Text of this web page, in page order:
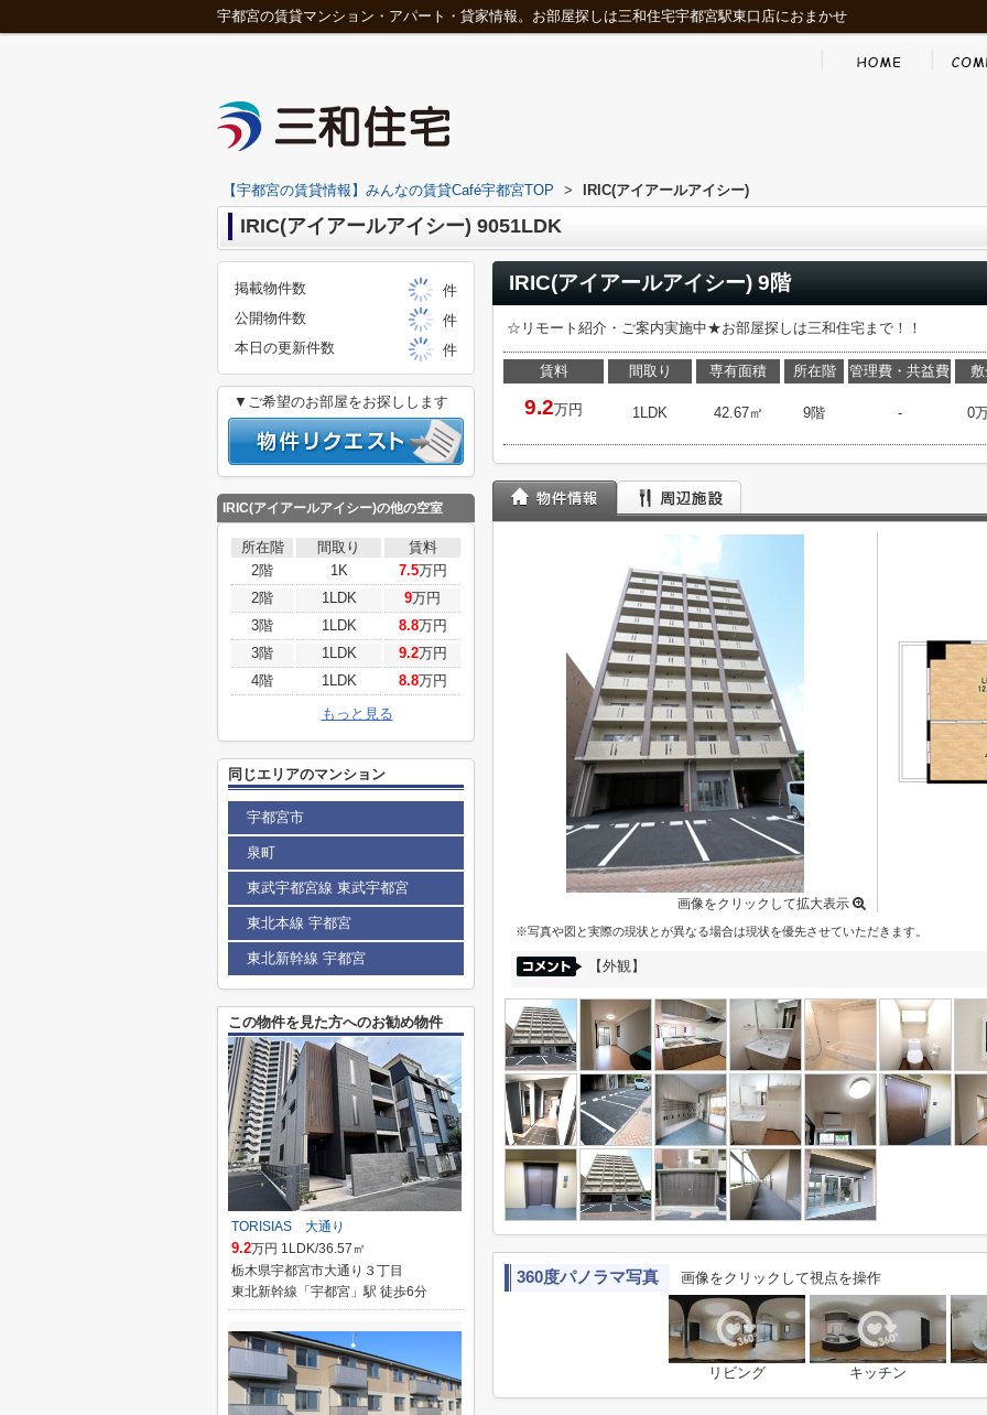
宇都宮の賃貸マンション・アパート・貸家情報。お部屋探しは三和住宅宇都宮駅東口店におまかせ
【宇都宮の賃貸情報】みんなの賃貸Café宇都宮TOP > IRIC(アイアールアイシー)
IRIC(アイアールアイシー) 9051LDK
IRIC(アイアールアイシー) 9階
☆リモート紹介・ご案内実施中★お部屋探しは三和住宅まで！！
賃料
9.2万円
間取り
1LDK
専有面積
42.67㎡
所在階
9階
管理費・共益費
- 0
画像をクリックして拡大表示
※写真や図と実際の現状とが異なる場合は現状を優先させていただきます。
【外観】
360度パノラマ写真 画像をクリックして視点を操作
リビング キッチン
掲載物件数
件
公開物件数
件
本日の更新件数
件
▼ご希望のお部屋をお探しします
IRIC(アイアールアイシー)の他の空室
所在階 間取り
賃料
2階
1K 7.5万円
2階
1LDK 9万円
3階
1LDK 8.8万円
3階
1LDK 9.2万円
4階
1LDK 8.8万円
もっと見る
同じエリアのマンション
宇都宮市
泉町
東武宇都宮線 東武宇都宮
東北本線 宇都宮
東北新幹線 宇都宮
この物件を見た方へのお勧め物件
TORISIAS 大通り
9.2万円 1LDK/36.57㎡
栃木県宇都宮市大通り３丁目
東北新幹線「宇都宮」駅 徒歩6分